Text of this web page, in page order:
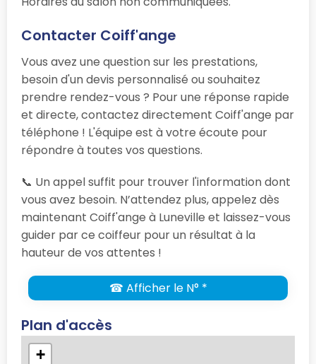
Contacter Coiff'ange
Vous avez une question sur les prestations,
besoin d'un devis personnalisé ou souhaitez
prendre rendez-vous ? Pour une réponse rapide
et directe, contactez directement Coiff'ange par
téléphone ! L'équipe est à votre écoute pour
répondre à toutes vos questions.
📞 Un appel suffit pour trouver l'information dont
vous avez besoin. N’attendez plus, appelez dès
maintenant Coiff'ange à Luneville et laissez-vous
guider par ce coiffeur pour un résultat à la
hauteur de vos attentes !
☎ Afficher le N° *
Plan d'accès
+